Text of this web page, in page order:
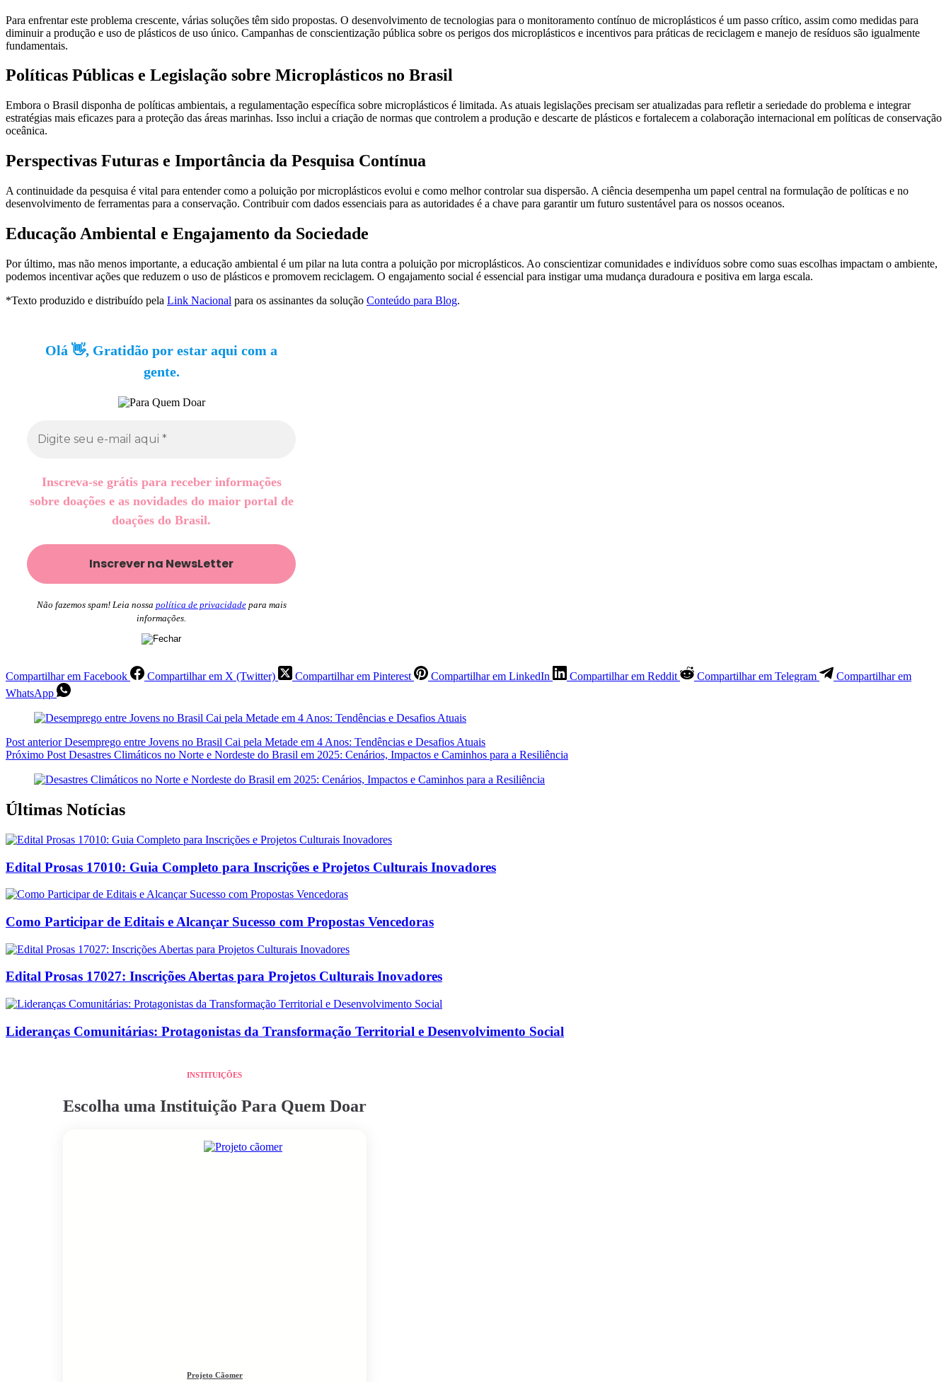
Para enfrentar este problema crescente, várias soluções têm sido propostas. O desenvolvimento de tecnologias para o monitoramento contínuo de microplásticos é um passo crítico, assim como medidas para
diminuir a produção e uso de plásticos de uso único. Campanhas de conscientização pública sobre os perigos dos microplásticos e incentivos para práticas de reciclagem e manejo de resíduos são igualmente
fundamentais.
Políticas Públicas e Legislação sobre Microplásticos no Brasil
Embora o Brasil disponha de políticas ambientais, a regulamentação específica sobre microplásticos é limitada. As atuais legislações precisam ser atualizadas para refletir a seriedade do problema e integrar
estratégias mais eficazes para a proteção das áreas marinhas. Isso inclui a criação de normas que controlem a produção e descarte de plásticos e fortalecem a colaboração internacional em políticas de conservação
oceânica.
Perspectivas Futuras e Importância da Pesquisa Contínua
A continuidade da pesquisa é vital para entender como a poluição por microplásticos evolui e como melhor controlar sua dispersão. A ciência desempenha um papel central na formulação de políticas e no
desenvolvimento de ferramentas para a conservação. Contribuir com dados essenciais para as autoridades é a chave para garantir um futuro sustentável para os nossos oceanos.
Educação Ambiental e Engajamento da Sociedade
Por último, mas não menos importante, a educação ambiental é um pilar na luta contra a poluição por microplásticos. Ao conscientizar comunidades e indivíduos sobre como suas escolhas impactam o ambiente,
podemos incentivar ações que reduzem o uso de plásticos e promovem reciclagem. O engajamento social é essencial para instigar uma mudança duradoura e positiva em larga escala.
*Texto produzido e distribuído pela Link Nacional para os assinantes da solução Conteúdo para Blog.
Olá 👋, Gratidão por estar aqui com a
gente.
Inscreva-se grátis para receber informações
sobre doações e as novidades do maior portal de
doações do Brasil.
Não fazemos spam! Leia nossa política de privacidadepara mais
informações.
Compartilhar em Facebook Compartilhar em X (Twitter) Compartilhar em Pinterest Compartilhar em LinkedIn Compartilhar em Reddit Compartilhar em Telegram
Compartilhar em
WhatsApp
Post anteriorDesemprego entre Jovens no Brasil Cai pela Metade em 4 Anos: Tendências e Desafios Atuais
Próximo Post Desastres Climáticos no Norte e Nordeste do Brasil em 2025: Cenários, Impactos e Caminhos para a Resiliência
Últimas Notícias
Edital Prosas 17010: Guia Completo para Inscrições e Projetos Culturais Inovadores
Como Participar de Editais e Alcançar Sucesso com Propostas Vencedoras
Edital Prosas 17027: Inscrições Abertas para Projetos Culturais Inovadores
Lideranças Comunitárias: Protagonistas da Transformação Territorial e Desenvolvimento Social
INSTITUIÇÕES
Escolha uma Instituição Para Quem Doar
Projeto Cãomer